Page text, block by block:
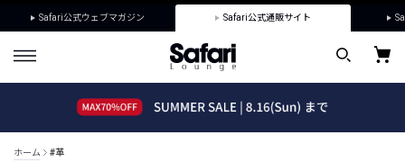
Safari公式ウェブマガジン Safari公式通販サイト
ホーム #革